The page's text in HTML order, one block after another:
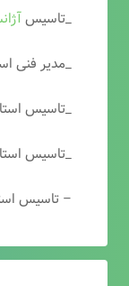
_تاسیسآ
_مدیر فنی
_تاسیس
_تاسیس
– تاسیس